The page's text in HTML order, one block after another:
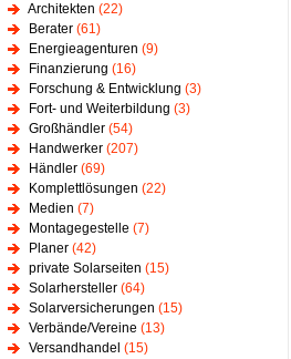
Architekten (22)
Berater (61)
Energieagenturen (9)
Finanzierung (16)
Forschung & Entwicklung (3)
Fort- und Weiterbildung (3)
Großhändler (54)
Handwerker (207)
Händler (69)
Komplettlösungen (22)
Medien (7)
Montagegestelle (7)
Planer (42)
private Solarseiten (15)
Solarhersteller (64)
Solarversicherungen (15)
Verbände/Vereine (13)
Versandhandel (15)